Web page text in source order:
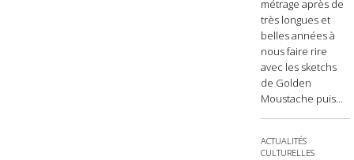
métrage après de
très longues et
belles années à
nous faire rire
avec les sketchs
de Golden
Moustache puis...
ACTUALITÉS
CULTURELLES